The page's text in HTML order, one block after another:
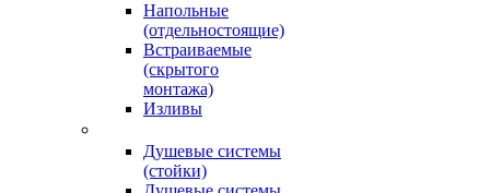
Напольные
(отдельностоящие)
Встраиваемые
(скрытого
монтажа)
Изливы
Душевые системы
(стойки)